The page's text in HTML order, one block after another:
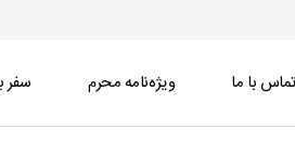
تماس با ما ویژه‌نامه محرم سفر